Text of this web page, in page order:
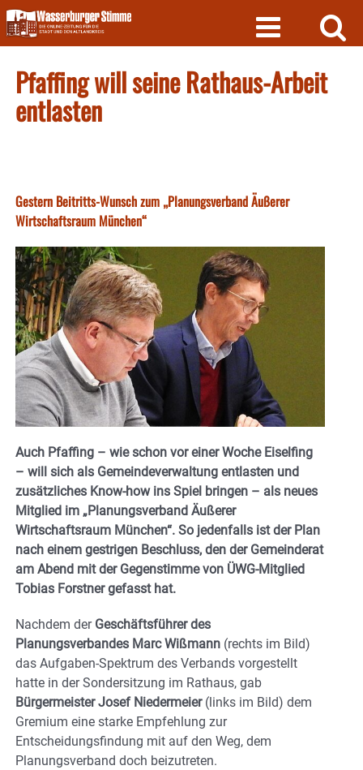
Skip
to
content
Pfaffing will seine Rathaus-Arbeit
entlasten
Gestern Beitritts-Wunsch zum „Planungsverband Äußerer
Wirtschaftsraum München“
Auch Pfaffing – wie schon vor einer Woche Eiselfing
– will sich als Gemeindeverwaltung entlasten und
zusätzliches Know-how ins Spiel bringen – als neues
Mitglied im „Planungsverband Äußerer
Wirtschaftsraum München“. So jedenfalls ist der Plan
nach einem gestrigen Beschluss, den der Gemeinderat
am Abend mit der Gegenstimme von ÜWG-Mitglied
Tobias Forstner gefasst hat.
Nachdem derGeschäftsführer des
Planungsverbandes Marc Wißmann (rechts im Bild)
das Aufgaben-Spektrum des Verbands vorgestellt
hatte in der Sondersitzung im Rathaus, gab
Bürgermeister Josef Niedermeier(links im Bild) dem
Gremium eine starke Empfehlung zur
Entscheidungsfindung mit auf den Weg, dem
Planungsverband doch beizutreten.